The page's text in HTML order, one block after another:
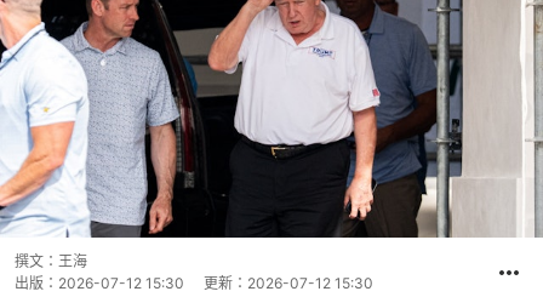
撰文： 王海
出版： 2026-07-12 15:30 更新： 2026-07-12 15:30